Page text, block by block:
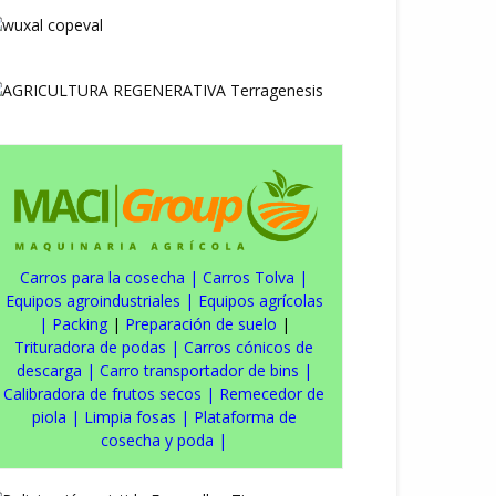
Carros para la cosecha | Carros Tolva |
Equipos agroindustriales | Equipos agrícolas
| Packing| Preparación de suelo |
Trituradora de podas | Carros cónicos de
descarga | Carro transportador de bins |
Calibradora de frutos secos | Remecedor de
piola | Limpia fosas | Plataforma de
cosecha y poda |